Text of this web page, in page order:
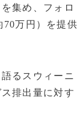
集め、フォロ
70万円）を提供
るスウィーニ
排出量に対す